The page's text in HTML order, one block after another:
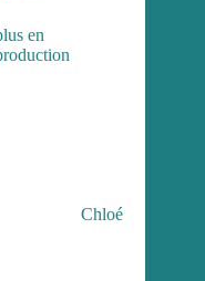
en
Chloé